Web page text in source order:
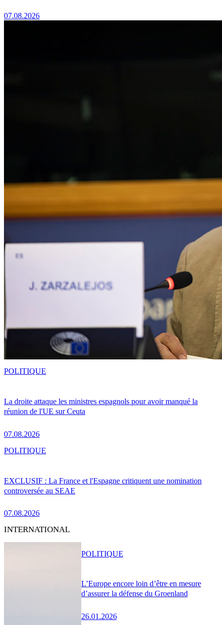
07.08.2026
La droite attaque les ministres espagnols pour avoir manqué la
réunion de l'UE sur Ceuta
07.08.2026
POLITIQUE
EXCLUSIF : La France et l'Espagne critiquent une nomination
controversée au SEAE
07.08.2026
POLITIQUE
INTERNATIONAL
L’Europe encore loin d’être en mesure
d’assurer la défense du Groenland
26.01.2026
POLITIQUE